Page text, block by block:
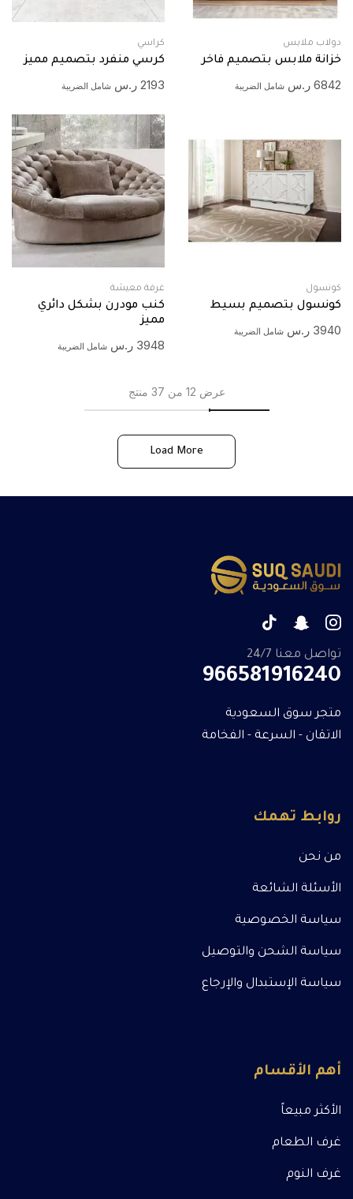
دولاب ملابس
خزانة ملابس بتصميم فاخر
6842 ر.س شامل الضريبة
كراسي
كرسي منفرد بتصميم مميز
2193 ر.س شامل الضريبة
كونسول
كونسول بتصميم بسيط
3940 ر.س شامل الضريبة
غرفة معيشة
كنب مودرن بشكل دائري
مميز
3948 ر.س شامل الضريبة
عرض 12 من 37 منتج
Load More
تواصل معنا 24/7
966581916240
متجر سوق السعودية
الاتقان - السرعة - الفخامة
روابط تهمك
من نحن
الأسئلة الشائعة
سياسة الخصوصية
سياسة الشحن والتوصيل
سياسة الإستبدال والإرجاع
أهم الأقسام
الأكثر مبيعاً
غرف الطعام
غرف النوم